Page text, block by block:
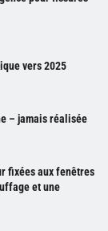
vers 2025
– jamais réalisée
fixées aux fenêtres
et une